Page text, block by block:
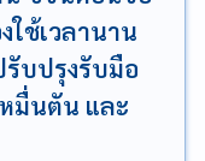
ใช้เวลานาน
รับปรุงรับมือ
มื่นตัน และ